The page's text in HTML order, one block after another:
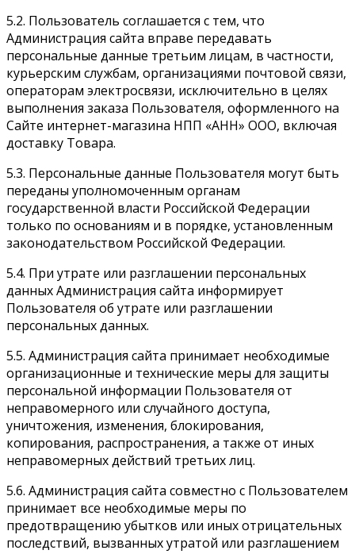
5.2. Пользователь соглашается с тем, что
Администрация сайта вправе передавать
персональные данные третьим лицам, в частности,
курьерским службам, организациями почтовой связи,
операторам электросвязи, исключительно в целях
выполнения заказа Пользователя, оформленного на
Сайте интернет-магазина НПП «АНН» ООО, включая
доставку Товара.
5.3. Персональные данные Пользователя могут быть
переданы уполномоченным органам
государственной власти Российской Федерации
только по основаниям и в порядке, установленным
законодательством Российской Федерации.
5.4. При утрате или разглашении персональных
данных Администрация сайта информирует
Пользователя об утрате или разглашении
персональных данных.
5.5. Администрация сайта принимает необходимые
организационные и технические меры для защиты
персональной информации Пользователя от
неправомерного или случайного доступа,
уничтожения, изменения, блокирования,
копирования, распространения, а также от иных
неправомерных действий третьих лиц.
5.6. Администрация сайта совместно с Пользователем
принимает все необходимые меры по
предотвращению убытков или иных отрицательных
последствий, вызванных утратой или разглашением